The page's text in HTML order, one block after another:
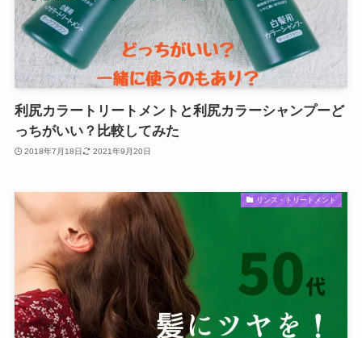
利尻カラートリートメントと利尻カラーシャンプーど
っちがいい？比較してみた
2018年7月18日 2021年9月20日
リンス・トリートメント